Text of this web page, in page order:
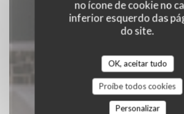
no ícone de cookie no
inferior esquerdo das
do site.
OK, aceitar tudo
Proíbe todos cookies
Personalizar